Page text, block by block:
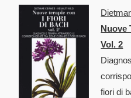
Nuove
Vol. 2
fiori di